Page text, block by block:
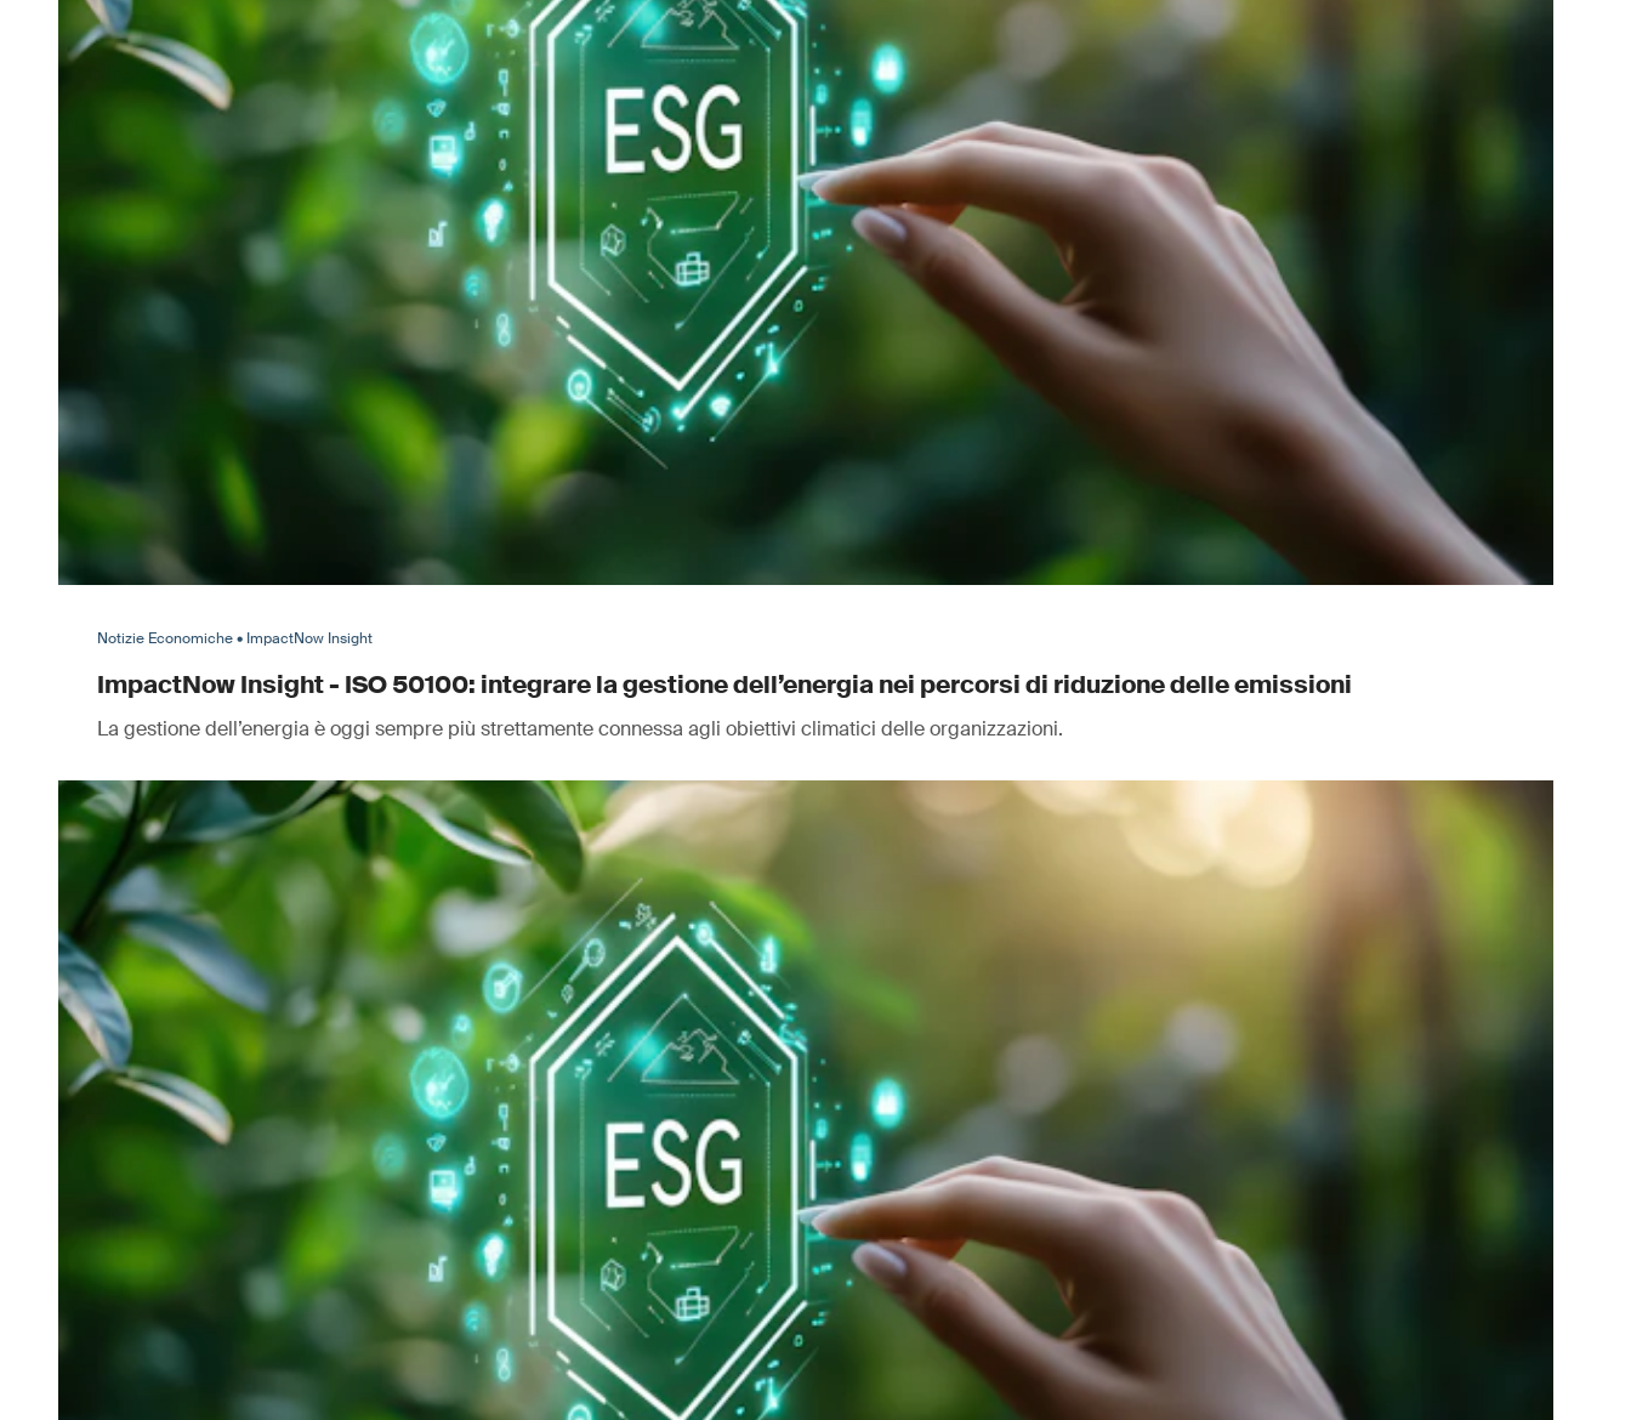
Notizie Economiche • ImpactNow Insight
ImpactNow Insight - ISO 50100: integrare la gestione dell’energia nei percorsi di riduzione delle emissioni
La gestione dell’energia è oggi sempre più strettamente connessa agli obiettivi climatici delle organizzazioni.